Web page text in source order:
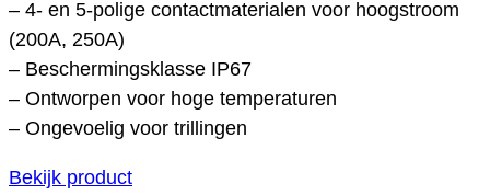
– 4- en 5-polige contactmaterialen voor hoogstroom
(200A, 250A)
– Beschermingsklasse IP67
– Ontworpen voor hoge temperaturen
– Ongevoelig voor trillingen
Bekijk product